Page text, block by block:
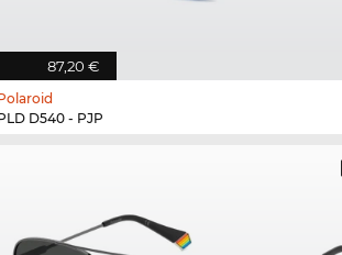
87,20 €
D540 - PJP